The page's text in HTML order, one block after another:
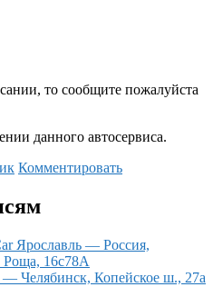
то сообщите пожалуйста
данного автосервиса.
Комментировать
Ярославль — Россия,
Роща, 16с78А
— Челябинск, Копейское ш., 27а